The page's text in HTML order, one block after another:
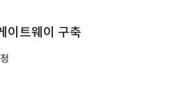
이트웨이 구축